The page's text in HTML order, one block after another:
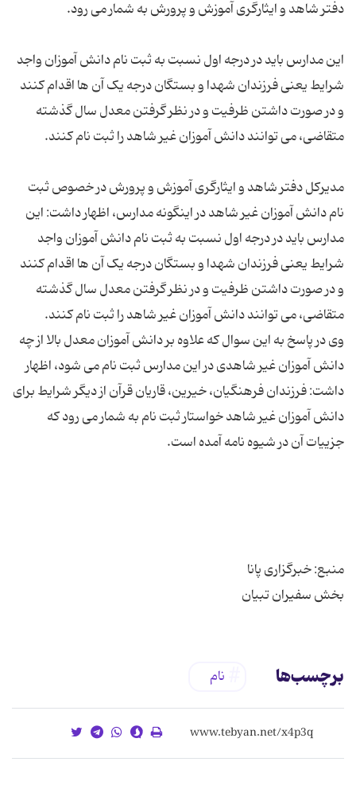
این مدارس باید در درجه اول نسبت به ثبت نام دانش آموزان واجد
شرایط یعنی فرزندان شهدا و بستگان درجه یک آن ها اقدام کنند
و در صورت داشتن ظرفیت و در نظر گرفتن معدل سال گذشته
مدیرکل دفتر شاهد و ایثارگری آموزش و پرورش در خصوص ثبت
نام دانش آموزان غیر شاهد در اینگونه مدارس، اظهار داشت: این
مدارس باید در درجه اول نسبت به ثبت نام دانش آموزان واجد
شرایط یعنی فرزندان شهدا و بستگان درجه یک آن ها اقدام کنند
و در صورت داشتن ظرفیت و در نظر گرفتن معدل سال گذشته
وی در پاسخ به این سوال که علاوه بر دانش آموزان معدل بالا از چه
دانش آموزان غیر شاهدی در این مدارس ثبت نام می شود، اظهار
داشت: فرزندان فرهنگیان، خیرین، قاریان قرآن از دیگر شرایط برای
دانش آموزان غیر شاهد خواستار ثبت نام به شمار می رود که
بخش سفیران تبیان
برچسب‌ها نام